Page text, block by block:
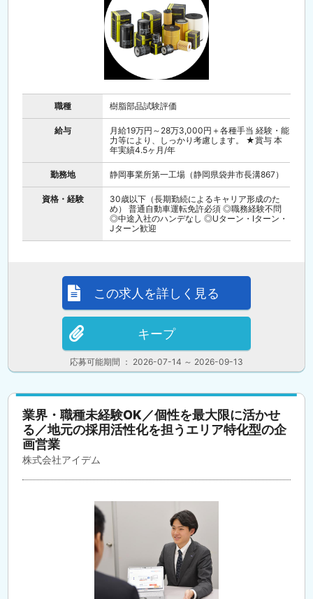
職種 樹脂部品試験評価
給与
月給19万円～28万3,000円＋各種手当 経験・能
力等により、しっかり考慮します。 ★賞与 本
年実績4.5ヶ月/年
勤務地 静岡事業所第一工場（静岡県袋井市長溝867）
資格・経験
30歳以下（長期勤続によるキャリア形成のた
め） 普通自動車運転免許必須 ◎職務経験不問
◎中途入社のハンデなし ◎Uターン・Iターン・
Jターン歓迎
応募可能期間 ： 2026-07-14 ～ 2026-09-13
この求人を詳しく見る
キープ
業界・職種未経験OK／個性を最大限に活かせ
る／地元の採用活性化を担うエリア特化型の企
画営業
株式会社アイデム